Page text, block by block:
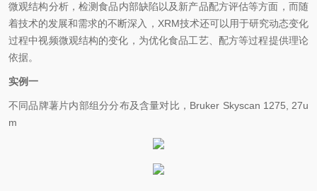
微观结构分析，检测食品内部缺陷以及新产品配方评估等方面，而随
着技术的发展和需求的不断深入，XRM技术还可以用于研究动态变化
过程中视频微观结构的变化，为优化食品工艺、配方等过程提供理论
依据。
实例一
不同品牌薯片内部组分分布及含量对比，Bruker Skyscan 1275, 27u
m